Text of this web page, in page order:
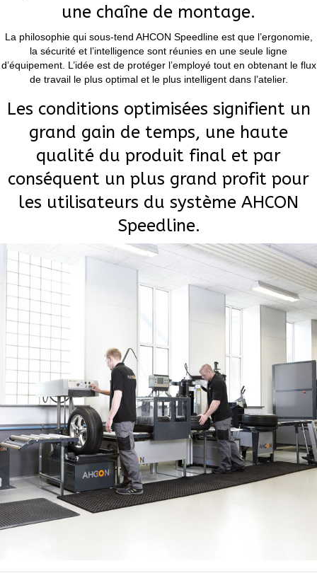
une chaîne de montage.
La philosophie qui sous-tend AHCON Speedline est que l’ergonomie,
la sécurité et l’intelligence sont réunies en une seule ligne
d’équipement. L’idée est de protéger l’employé tout en obtenant le flux
de travail le plus optimal et le plus intelligent dans l’atelier.
Les conditions optimisées signifient un
grand gain de temps, une haute
qualité du produit final et par
conséquent un plus grand profit pour
les utilisateurs du système AHCON
Speedline.